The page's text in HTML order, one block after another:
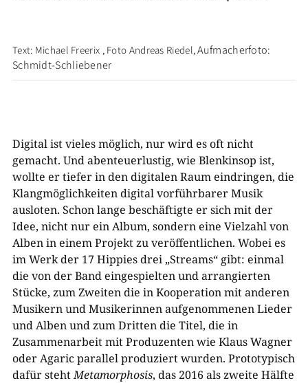
Text: Michael Freerix , Foto Andreas Riedel,Aufmacherfoto:
Schmidt-Schliebener
Digital ist vieles möglich, nur wird es oft nicht
gemacht. Und abenteuerlustig, wie Blenkinsop ist,
wollte er tiefer in den digitalen Raum eindringen, die
Klangmöglichkeiten digital vorführbarer Musik
ausloten. Schon lange beschäftigte er sich mit der
Idee, nicht nur ein Album, sondern eine Vielzahl von
Alben in einem Projekt zu veröffentlichen. Wobei es
im Werk der 17 Hippies drei „Streams“ gibt: einmal
die von der Band eingespielten und arrangierten
Stücke, zum Zweiten die in Kooperation mit anderen
Musikern und Musikerinnen aufgenommenen Lieder
und Alben und zum Dritten die Titel, die in
Zusammenarbeit mit Produzenten wie Klaus Wagner
oder Agaric parallel produziert wurden. Prototypisch
dafür stehtMetamorphosis, das 2016 als zweite Hälfte